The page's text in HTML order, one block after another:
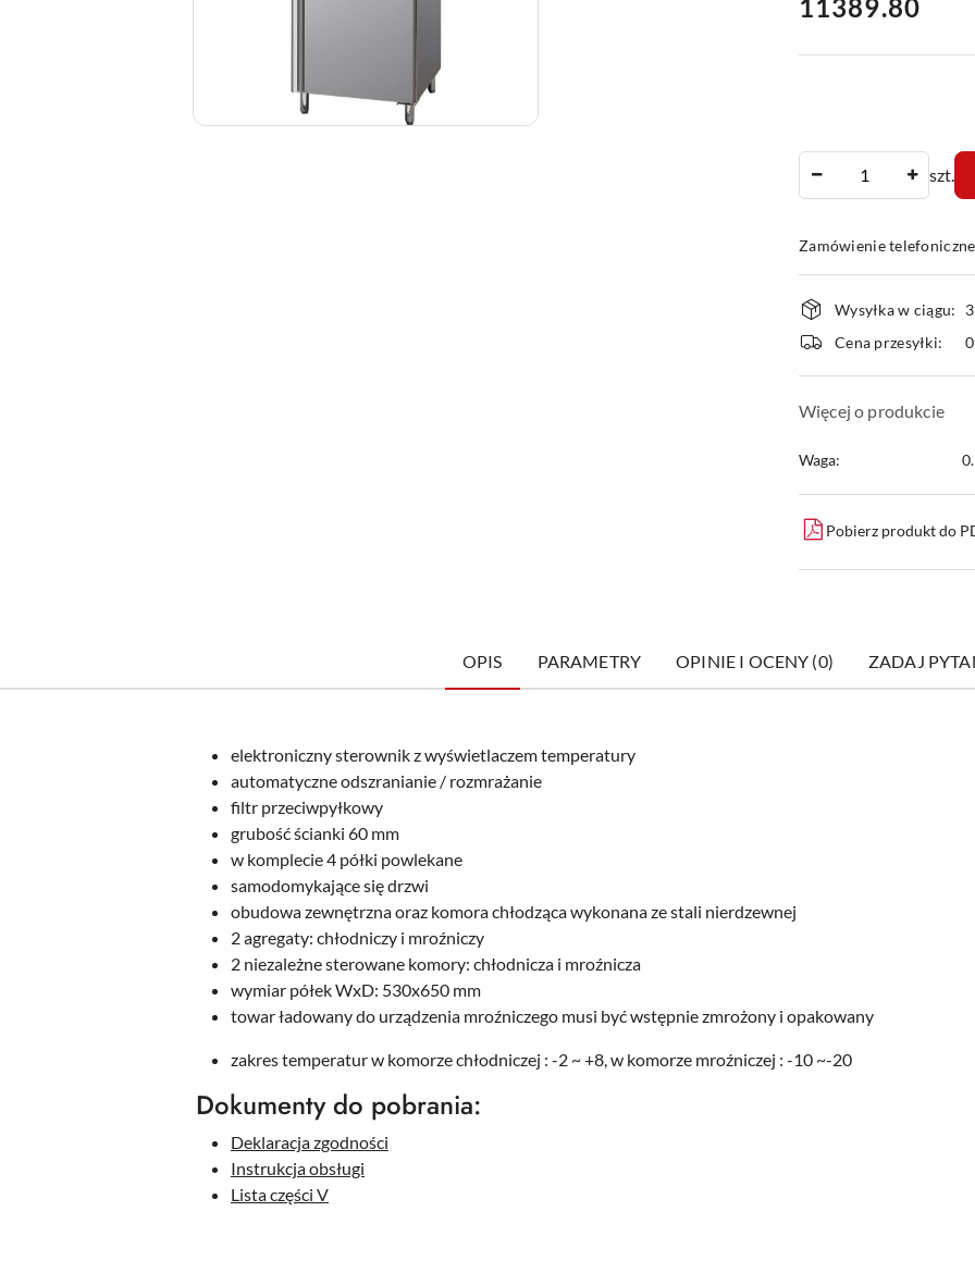
11389.80
szt.
Zamówienie
Dostępność
i
dostawa
Wysyłka w ciągu:
Cena przesyłki:
0
Więcej o produkcie
Waga:
Pobierz produkt do
OPIS PARAMETRY OPINIE I OCENY (0) ZADAJ
elektroniczny sterownik z wyświetlaczem temperatury
automatyczne odszranianie / rozmrażanie
filtr przeciwpyłkowy
grubość ścianki 60 mm
w komplecie 4 półki powlekane
samodomykające się drzwi
obudowa zewnętrzna oraz komora chłodząca wykonana ze stali nierdzewnej
2 agregaty: chłodniczy i mroźniczy
2 niezależne sterowane komory: chłodnicza i mroźnicza
wymiar półek WxD: 530x650 mm
towar ładowany do urządzenia mroźniczego musi być wstępnie zmrożony i opakowany
zakres temperatur w komorze chłodniczej : -2 ~ +8, w komorze mroźniczej : -10 ~-20
Dokumenty do pobrania:
Deklaracja zgodności
Instrukcja obsługi
Lista części V